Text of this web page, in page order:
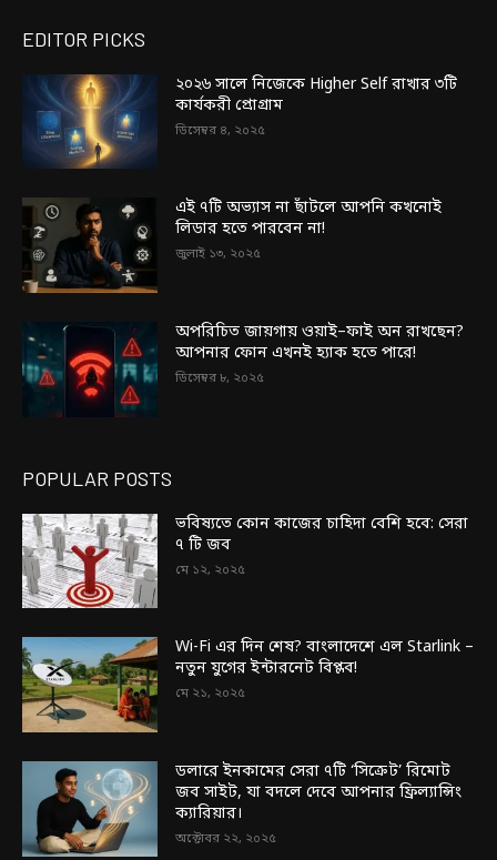
EDITOR PICKS
২০২৬ সালে নিজেকে Higher Self রাখার ৩টি
কার্যকরী প্রোগ্রাম
ডিসেম্বর ৪, ২০২৫
এই ৭টি অভ্যাস না ছাঁটলে আপনি কখনোই
লিডার হতে পারবেন না!
জুলাই ১৩, ২০২৫
অপরিচিত জায়গায় ওয়াই–ফাই অন রাখছেন?
আপনার ফোন এখনই হ্যাক হতে পারে!
ডিসেম্বর ৮, ২০২৫
POPULAR POSTS
ভবিষ্যতে কোন কাজের চাহিদা বেশি হবে: সেরা
৭ টি জব
মে ১২, ২০২৫
Wi-Fi এর দিন শেষ? বাংলাদেশে এল Starlink –
নতুন যুগের ইন্টারনেট বিপ্লব!
মে ২১, ২০২৫
ডলারে ইনকামের সেরা ৭টি ‘সিক্রেট’ রিমোট
জব সাইট, যা বদলে দেবে আপনার ফ্রিল্যান্সিং
ক্যারিয়ার।
অক্টোবর ২২, ২০২৫